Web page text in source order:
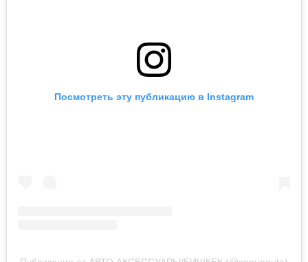
Посмотреть эту публикацию в Instagram